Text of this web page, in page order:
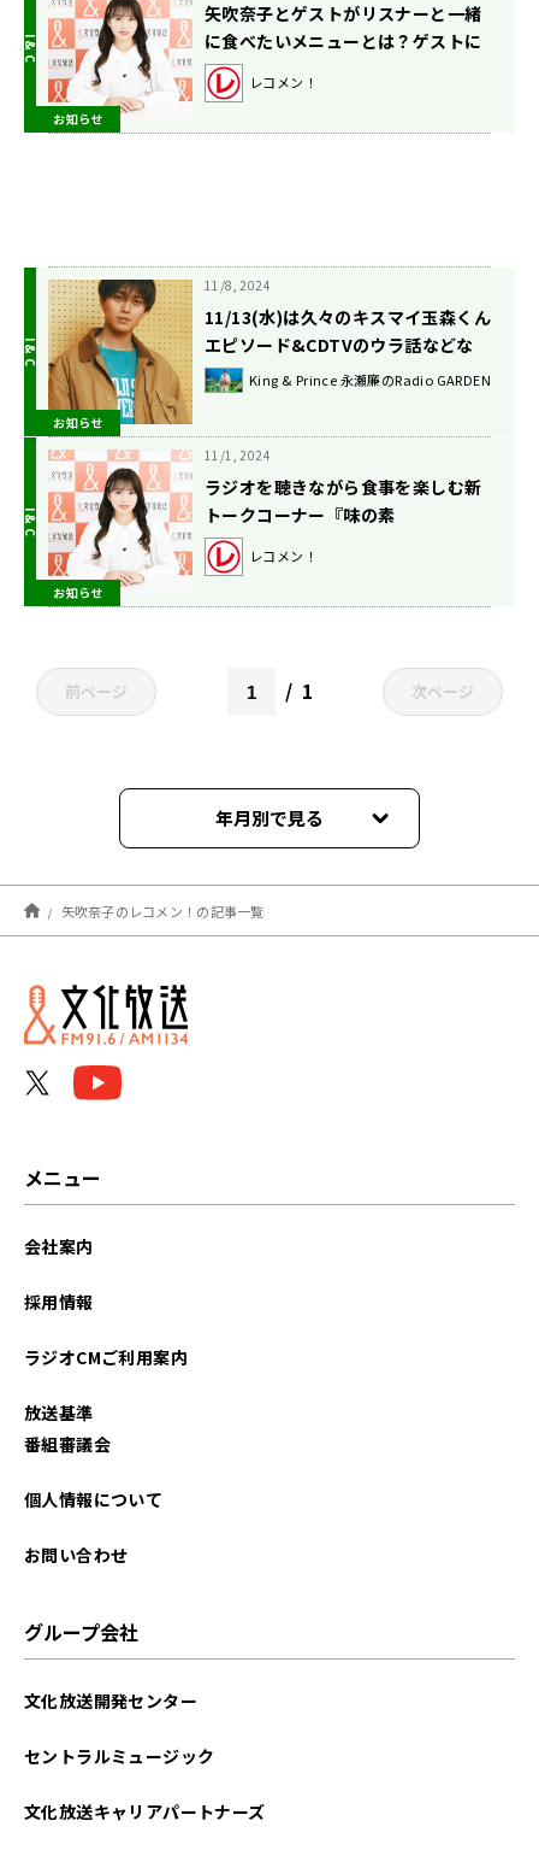
お知らせ
矢吹奈子とゲストがリスナーと一緒
に食べたいメニューとは？ゲストに
IS:SUEから YUUKI、RINOも登場！
『味の素(株)presentsみんなで音
レコメン！
お知らせ
11/8, 2024
11/13(水)は久々のキスマイ玉森くん
エピソード&CDTVのウラ話などな
ど！ King & Prince 永瀬廉のRadio GARDEN
お知らせ
11/1, 2024
ラジオを聴きながら食事を楽しむ新
トークコーナー『味の素
(株)presentsみんなで音飯！』 テ
ーマは『ゲストが今、リスナーと一
レコメン！
前ページ 1 次ページ
年月別で見る
2026年08月
2026年07月
2026年06月
2025年09月
2025年06月
矢吹奈子のレコメン！の記事一覧
メニュー
会社案内
採用情報
ラジオCMご利用案内
放送基準
番組審議会
個人情報について
お問い合わせ
グループ会社
文化放送開発センター
セントラルミュージック
文化放送キャリアパートナーズ